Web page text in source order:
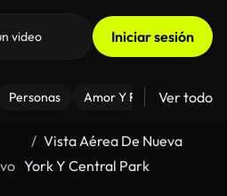
Iniciar sesión
Personas Amor Y Relaciones
Ver todo
Vista Aérea De Nueva
York Y Central Park